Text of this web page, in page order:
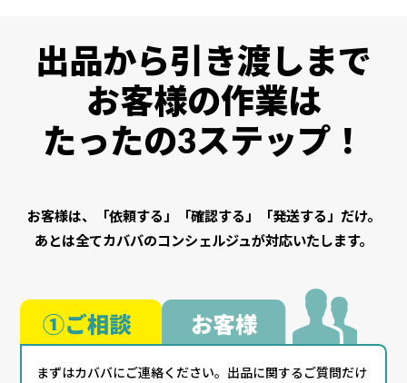
出品から引き渡しまで
お客様の作業は
たったの3ステップ！
お客様は、「依頼する」「確認する」「発送する」だけ。
あとは全てカババのコンシェルジュが対応いたします。
まずはカババにご連絡ください。出品に関するご質問だけ